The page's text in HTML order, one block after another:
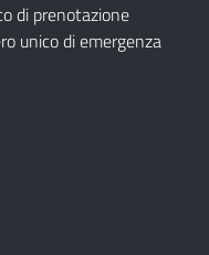
di prenotazione
unico di emergenza